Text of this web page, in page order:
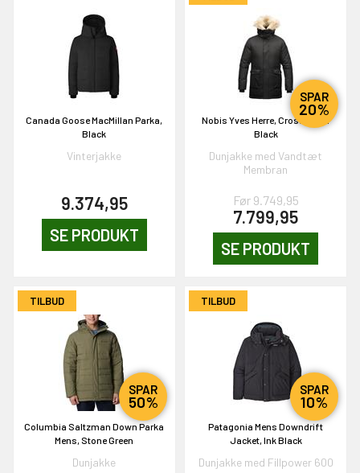
Canada Goose MacMillan Parka,
Black
Vinterjakke
9.374,95
SE PRODUKT
SPAR
20%
Nobis Yves Herre, Crosshatch
Black
Dunjakke med Vandtæt
Membran
Før 9.749,95
7.799,95
SE PRODUKT
TILBUD
SPAR
50%
Columbia Saltzman Down Parka
Mens, Stone Green
Dunjakke
TILBUD
SPAR
10%
Patagonia Mens Downdrift
Jacket, Ink Black
Dunjakke med Fillpower 600
DELTAG!
NEJ TAK!